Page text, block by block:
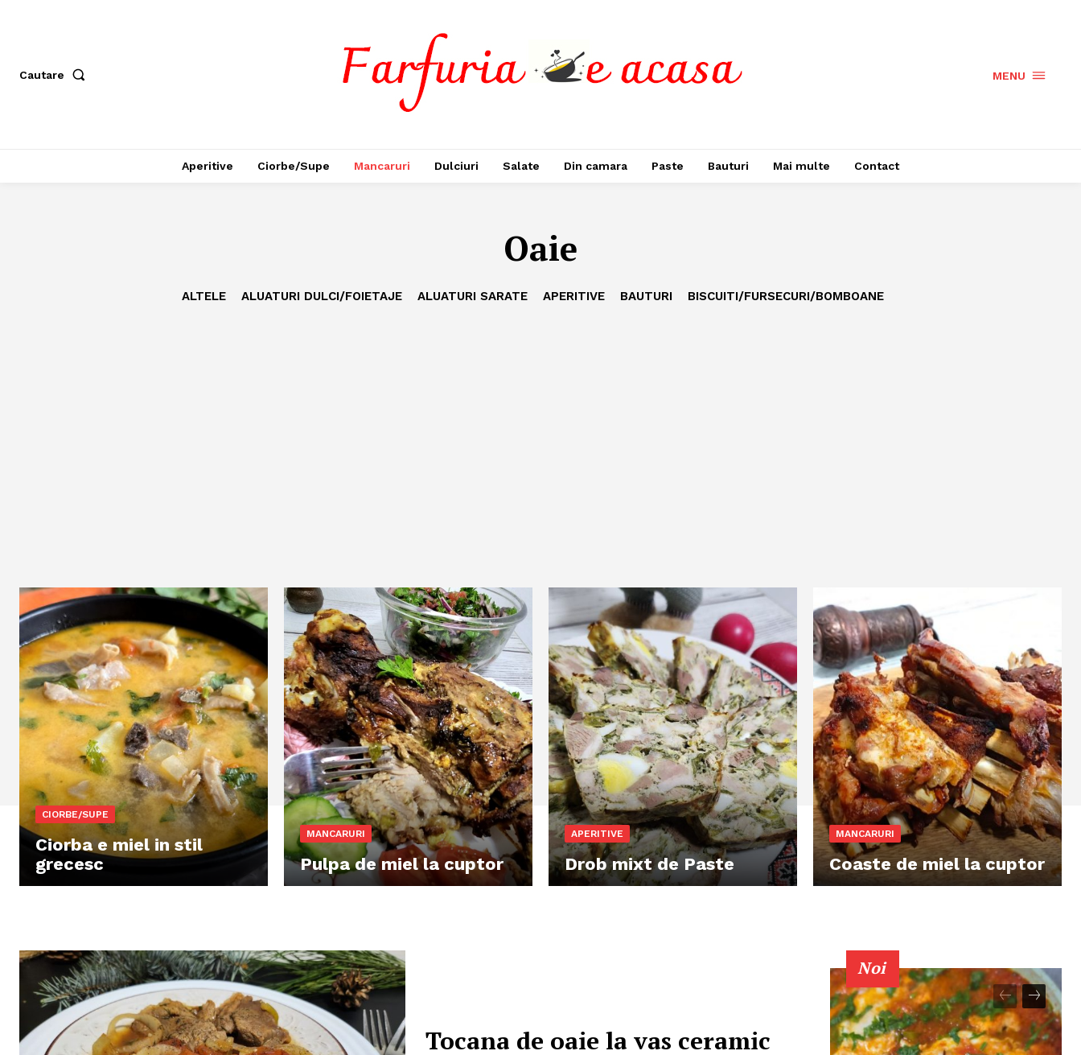
Cautare MENU
Aperitive Ciorbe/Supe Mancaruri Dulciuri Salate Din camara Paste Bauturi Mai multe Contact
Oaie
ALTELE ALUATURI DULCI/FOIETAJE ALUATURI SARATE APERITIVE BAUTURI BISCUITI/FURSECURI/BOMBOANE
CIORBE/SUPE
Ciorba e miel in stil
grecesc
MANCARURI
Pulpa de miel la cuptor
APERITIVE
Drob mixt de Paste
MANCARURI
Coaste de miel la cuptor
Tocana de oaie la vas ceramic
Noi